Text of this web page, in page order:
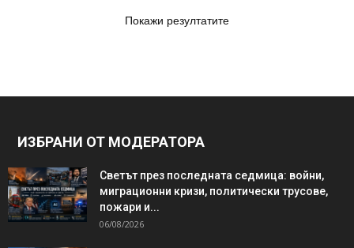
Покажи резултатите
ИЗБРАНИ ОТ МОДЕРАТОРА
Светът през последната седмица: войни,
миграционни кризи, политически трусове,
пожари и...
06/08/2026